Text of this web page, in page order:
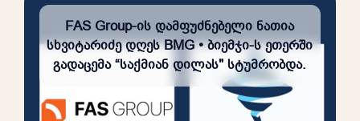
FAS Group-ის დამფუძნებელი ნათია
სხვიტარიძე დღეს BMG • ბიემჯი-ს ეთერში
გადაცემა “საქმიან დილას" სტუმრობდა.